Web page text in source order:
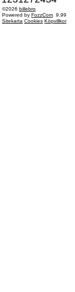
©2026 billebro
Powered by FozzCom 9.99
Sitekarta Cookies Köpvillkor